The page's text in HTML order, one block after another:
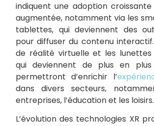
indiquent une adoption
augmentée, notamment via les
tablettes, qui deviennent des
pour diffuser du contenu
de réalité virtuelle et les lunettes
qui deviennent de plus en plus
permettront d’enrichir l’
dans divers secteurs,
entreprises, l’éducation et les loisirs.
L’évolution des technologies XR